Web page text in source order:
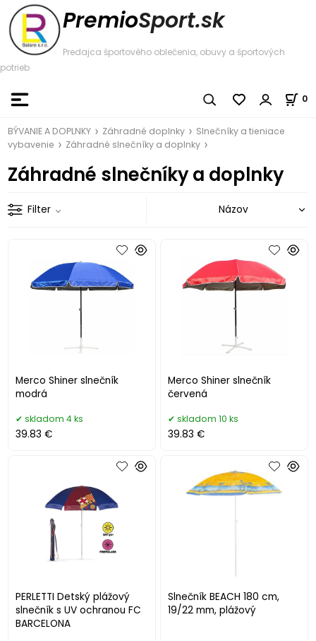
PremioSport.sk
Predajca športového oblečenia, obuvy a športových
potrieb
0
BÝVANIE A DOPLNKY Záhradné doplnky
Slnečníky a tieniace
vybavenie
Záhradné slnečníky a doplnky
Záhradné slnečníky a doplnky
Filter
Merco Shiner slnečník
modrá
skladom 4 ks
39.83 €
Merco Shiner slnečník
červená
skladom 10 ks
39.83 €
PERLETTI Detský plážový
slnečník s UV ochranou FC
BARCELONA
Slnečník BEACH 180 cm,
19/22 mm, plážový